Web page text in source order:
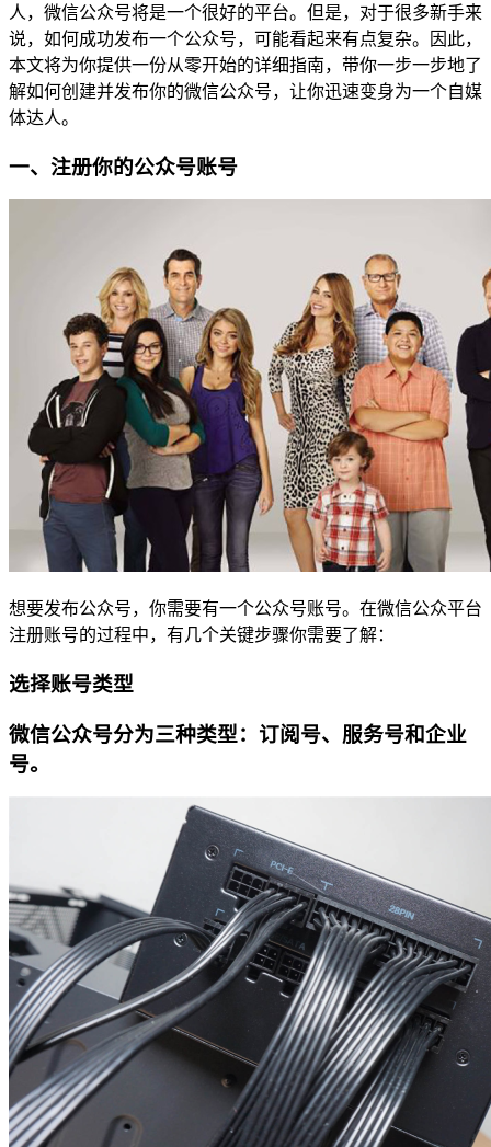
人，微信公众号将是一个很好的平台。但是，对于很多新手来
说，如何成功发布一个公众号，可能看起来有点复杂。因此，
本文将为你提供一份从零开始的详细指南，带你一步一步地了
解如何创建并发布你的微信公众号，让你迅速变身为一个自媒
体达人。
一、注册你的公众号账号
想要发布公众号，你需要有一个公众号账号。在微信公众平台
注册账号的过程中，有几个关键步骤你需要了解：
选择账号类型
微信公众号分为三种类型：订阅号、服务号和企业
号。